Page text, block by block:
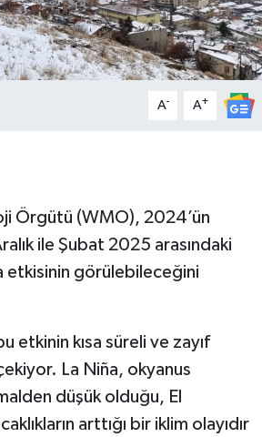
A- A+
Örgütü (WMO), 2024’ün
ile Şubat 2025 arasındaki
etkisinin görülebileceğini
etkinin kısa süreli ve zayıf
La Niña, okyanus
düşük olduğu, El
arttığı bir iklim olayıdır